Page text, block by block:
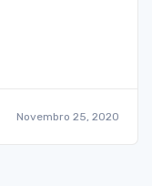
Novembro 25, 2020